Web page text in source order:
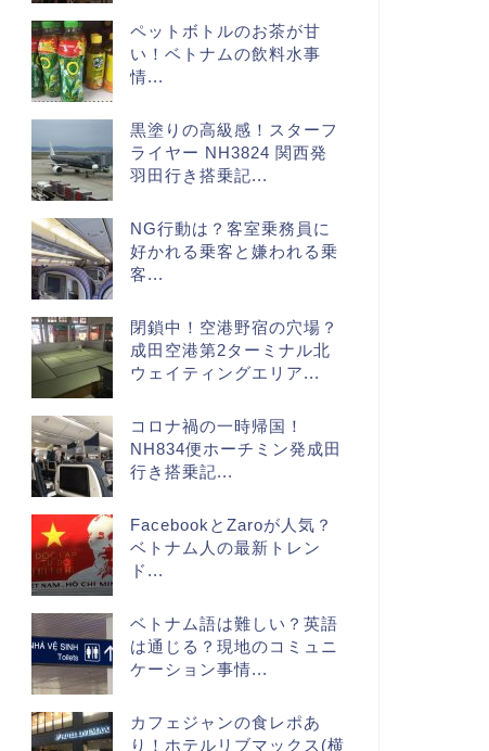
ペットボトルのお茶が甘
い！ベトナムの飲料水事
情...
黒塗りの高級感！スターフ
ライヤー NH3824 関西発
羽田行き搭乗記...
NG行動は？客室乗務員に
好かれる乗客と嫌われる乗
客...
閉鎖中！空港野宿の穴場？
成田空港第2ターミナル北
ウェイティングエリア...
コロナ禍の一時帰国！
NH834便ホーチミン発成田
行き搭乗記...
FacebookとZaroが人気？
ベトナム人の最新トレン
ド...
ベトナム語は難しい？英語
は通じる？現地のコミュニ
ケーション事情...
カフェジャンの食レポあ
り！ホテルリブマックス(横